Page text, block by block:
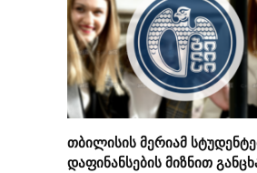
თბილისის მერიამ
დაფინანსების მიზნით